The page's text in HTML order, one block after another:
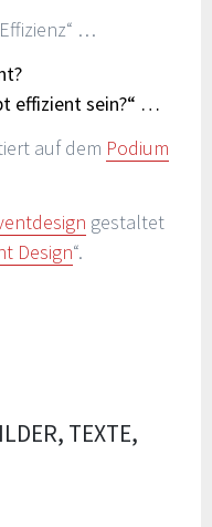
…
effizient sein?“ …
auf dem Podium
gestaltet
Design“.
TEXTE,